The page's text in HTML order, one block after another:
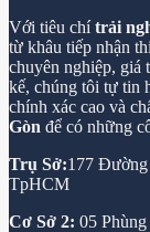
Với tiêu chítrải
từ khâu tiếp nhận
chuyên nghiệp, giá
kế, chúng tôi tự tin
chính xác cao và
Gòn để có những
Trụ Sở:177 Đường
TpHCM
Cơ Sở 2: 05